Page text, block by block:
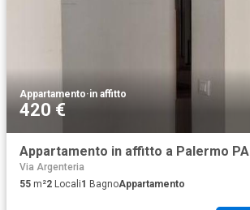
Appartamento·in affitto
420 €
Appartamento in affitto a Palermo PA
Via Argenteria
55 m²2 Locali1 BagnoAppartamento